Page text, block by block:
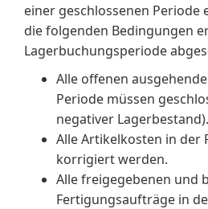
einer geschlossenen Periode
die folgenden Bedingungen
Lagerbuchungsperiode
Alle offenen
Periode müssen
negativer Lagerbestand).
Alle Artikelkosten in der
korrigiert werden.
Alle freigegebenen und
Fertigungsaufträge in